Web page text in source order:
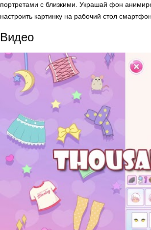
портретами с близкими. Украшай фон
настроить картинку на рабочий стол
Видео